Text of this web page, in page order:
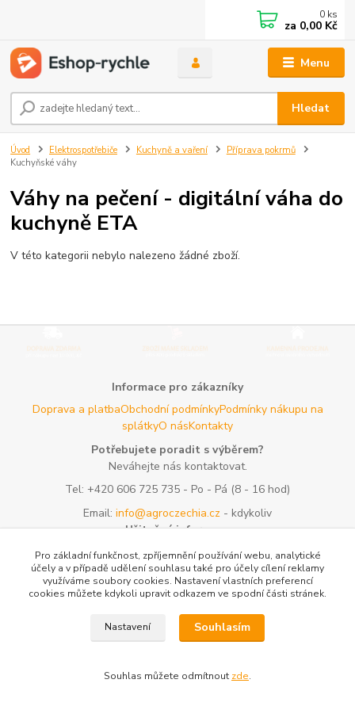
Menu
Hledat
0 ks
za 0,00 Kč
Úvod Elektrospotřebiče Kuchyně a vaření
Příprava pokrmů
Kuchyňské váhy
Váhy na pečení - digitální váha do
kuchyně ETA
V této kategorii nebylo nalezeno žádné zboží.
Informace pro zákazníky
Doprava a platbaObchodní podmínkyPodmínky nákupu na
splátkyO násKontakty
Potřebujete poradit s výběrem?
Neváhejte nás kontaktovat.
Tel: +420 606 725 735 - Po - Pá (8 - 16 hod)
Email: info@agroczechia.cz - kdykoliv
Užitečné informace
E-les.cz - Zahradní technika Stihl KoniceWoodman.sk - Predaj
lesníckeho náradia a potriebFormulář odstoupení o
smlouvyReklamace a vrácení zbožíRady a tipyTabulky rozměrů
oblečení a obuviMapa stránek
Vytvořeno na Eshop-rychle.cz
Pro základní funkčnost, zpříjemnění používání webu, analytické
účely a v případě udělení souhlasu také pro účely cílení reklamy
využíváme soubory cookies. Nastavení vlastních preferencí
cookies můžete kdykoli upravit odkazem ve spodní části stránek.
Nastavení Souhlasím
Souhlas můžete odmítnout zde.